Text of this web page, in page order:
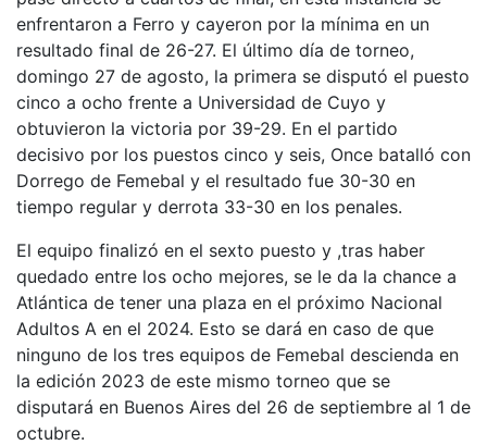
enfrentaron a Ferro y cayeron por la mínima en un
resultado final de 26-27. El último día de torneo,
domingo 27 de agosto, la primera se disputó el puesto
cinco a ocho frente a Universidad de Cuyo y
obtuvieron la victoria por 39-29. En el partido
decisivo por los puestos cinco y seis, Once batalló con
Dorrego de Femebal y el resultado fue 30-30 en
tiempo regular y derrota 33-30 en los penales.
El equipo finalizó en el sexto puesto y ,tras haber
quedado entre los ocho mejores, se le da la chance a
Atlántica de tener una plaza en el próximo Nacional
Adultos A en el 2024. Esto se dará en caso de que
ninguno de los tres equipos de Femebal descienda en
la edición 2023 de este mismo torneo que se
disputará en Buenos Aires del 26 de septiembre al 1 de
octubre.